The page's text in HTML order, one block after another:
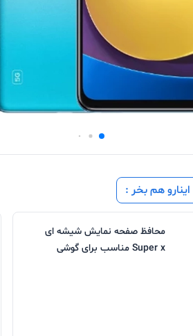
هم بخر :
محافظ صفحه نمایش شیشه ای
Super x مناسب برای گوشی